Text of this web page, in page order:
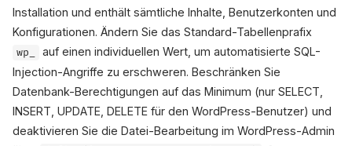
Installation und enthält sämtliche Inhalte, Benutzerkonten und
Konfigurationen. Ändern Sie das Standard-Tabellenprafix
wp_
auf einen individuellen Wert, um automatisierte SQL-
Injection-Angriffe zu erschweren. Beschränken Sie
Datenbank-Berechtigungen auf das Minimum (nur SELECT,
INSERT, UPDATE, DELETE für den WordPress-Benutzer) und
deaktivieren Sie die Datei-Bearbeitung im WordPress-Admin